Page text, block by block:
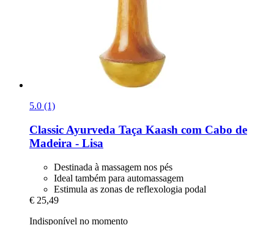
5.0 (1)
Classic Ayurveda Taça Kaash com Cabo de
Madeira -​ Lisa
Destinada à massagem nos pés
Ideal também para automassagem
Estimula as zonas de reflexologia podal
€ 25,49
Indisponível no momento